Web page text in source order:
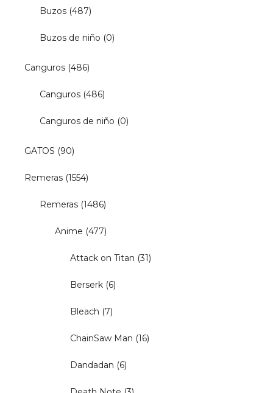
Buzos (487)
Buzos de niño (0)
Canguros (486)
Canguros (486)
Canguros de niño (0)
GATOS (90)
Remeras (1554)
Remeras (1486)
Anime (477)
Attack on Titan (31)
Berserk (6)
Bleach (7)
ChainSaw Man (16)
Dandadan (6)